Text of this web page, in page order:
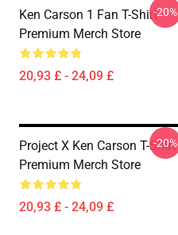
Ken Carson 1 Fan T-Shirt
Premium Merch Store
20,93 £ - 24,09 £
-20%
Project X Ken Carson T-Shirt
Premium Merch Store
20,93 £ - 24,09 £
-20%